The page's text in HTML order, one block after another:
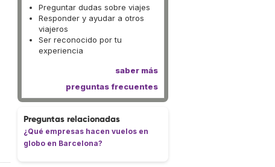
Preguntar dudas sobre viajes
Responder y ayudar a otros
viajeros
Ser reconocido por tu
experiencia
saber más
preguntas frecuentes
Preguntas relacionadas
¿Qué empresas hacen vuelos en
globo en Barcelona?